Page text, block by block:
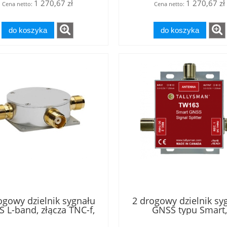
Cena netto: 1 270,67 zł
do koszyka
Cena netto: 1 270,67 zł
do koszyka
dzielnik sygnału
L-band, złącza TNC-f,
portu 1, wewnętrzny
2 drogowy dzielnik
GNSS typu Smart,
wbudowany